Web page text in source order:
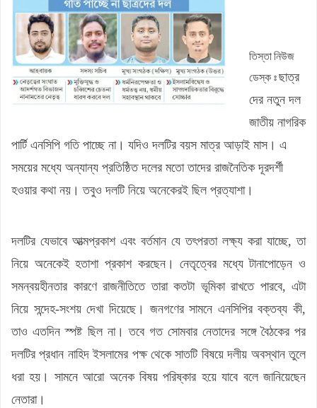
‘ফ্যামিলি কার্ডের নিয়োগ পরীক্ষায় একজন জামায়াতের প্রার্থী থাকলেও হাত-পা
ভেঙে দেওয়া হবে
আগস্ট মাসের জন্য জ্বালানি তেলের দাম নির্ধারণ করলো সরকার
জলঢাকায় স্কুলছাত্রীর রহস্যজনক মৃত্যু
গ্রেফতার হলেন ১০০ টাকার ভাতের হোটেল মিজান
রাষ্ট্রপতি নির্বাচনে অংশ নেবে জামায়াত
তিস্তা নিউজ
ডেস্ক ঃছাত্র
দের নতুন দল
জাতীয় নাগরিক
পার্টি এনসিপি গতি পাচ্ছে না। যদিও দলটির বয়স মাত্র আড়াই মাস। এ
সময়ের মধ্যে অন্যান্য প্রতিষ্ঠিত দলের মতো তাদের রাজনৈতিক দূরদর্শী
হওয়ার কথা নয়। তবুও দলটি নিয়ে অনেকেরই ছিল প্রত্যাশা।
দলটির যেভাবে আত্মপ্রকাশ এবং বর্তমান যে তৎপরতা লক্ষ্য করা যাচ্ছে, তা
নিয়ে অনেকেই হতাশা প্রকাশ করছেন। নেতৃত্বের মধ্যে টানাপোড়েন ও
সমন্বয়হীনতার কারণে রাজনীতিতে তারা কতটা ভূমিকা রাখতে পারবে, এটা
নিয়ে সন্দেহ-সংশয় দেখা দিয়েছে। জনগণের সামনে এনসিপির বক্তব্য কী,
তাও এতদিন স্পষ্ট ছিল না। তবে গত সোমবার নেতাদের সঙ্গে বৈঠকের পর
দলটির প্রধান নাহিদ ইসলামের পক্ষ থেকে সাতটি বিষয়ে দলীয় অবস্থান তুলে
ধরা হয়। সামনে আরো অনেক বিষয় পরিষ্কার হয়ে যাবে বলে জানিয়েছেন
নেতারা।